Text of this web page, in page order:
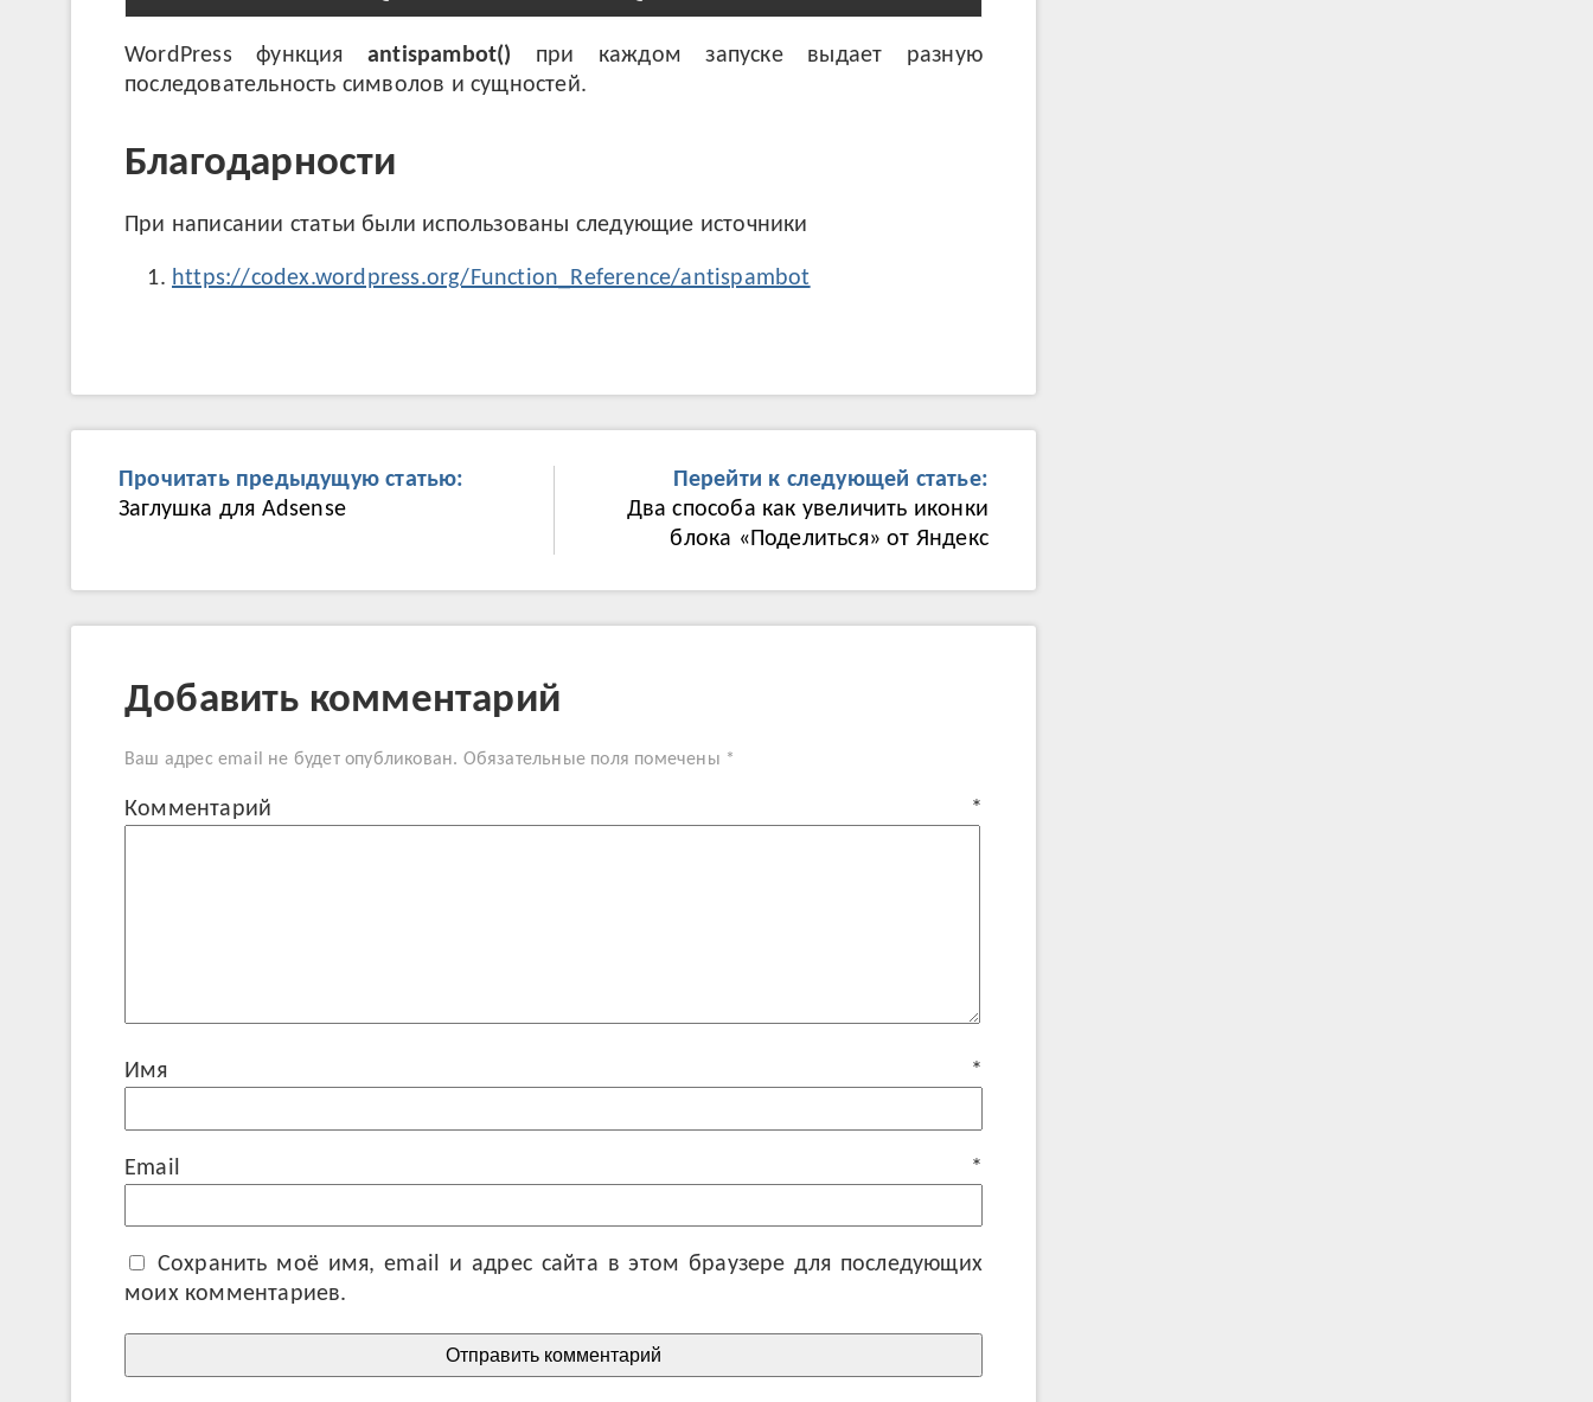
WordPress функция antispambot() при каждом запуске выдает разную
последовательность символов и сущностей.
Благодарности
При написании статьи были использованы следующие источники
https://codex.wordpress.org/Function_Reference/antispambot
Прочитать предыдущую статью:
Заглушка для Adsense
Перейти к следующей статье:
Два способа как увеличить иконки
блока «Поделиться» от Яндекс
Добавить комментарий
Ваш адрес email не будет опубликован. Обязательные поля помечены *
Комментарий *
Имя *
Email *
Сохранить моё имя, email и адрес сайта в этом браузере для последующих
моих комментариев.